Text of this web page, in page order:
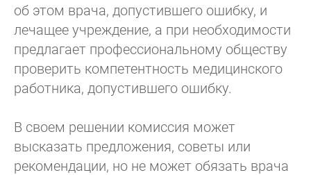
об этом врача, допустившего ошибку, и
лечащее учреждение, а при необходимости
предлагает профессиональному обществу
проверить компетентность медицинского
работника, допустившего ошибку.
В своем решении комиссия может
высказать предложения, советы или
рекомендации, но не может обязать врача